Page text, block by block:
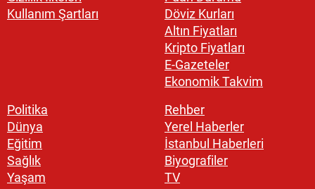
Kullanım Şartları
Döviz Kurları
Altın Fiyatları
Kripto Fiyatları
E-Gazeteler
Ekonomik Takvim
Politika
Dünya
Eğitim
Sağlık
Yaşam
Rehber
Yerel Haberler
İstanbul Haberleri
Biyografiler
TV